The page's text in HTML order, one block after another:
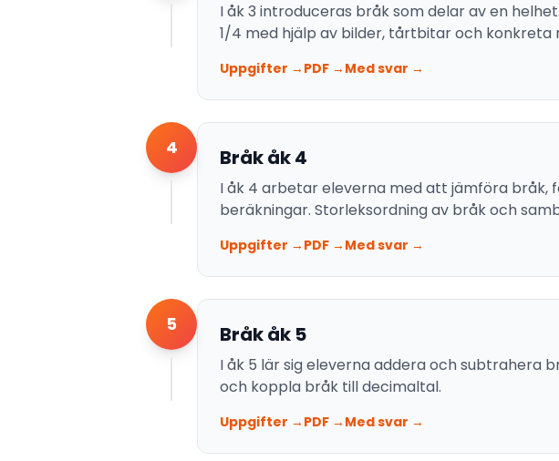
I åk 3 introduceras bråk som delar av en
1/4 med hjälp av bilder, tårtbitar och konkreta
Uppgifter → PDF → Med svar →
4 Bråk åk 4
I åk 4 arbetar eleverna med att jämföra bråk,
beräkningar. Storleksordning av bråk och
Uppgifter → PDF → Med svar →
5 Bråk åk 5
I åk 5 lär sig eleverna addera och subtrahera
och koppla bråk till decimaltal.
Uppgifter → PDF → Med svar →